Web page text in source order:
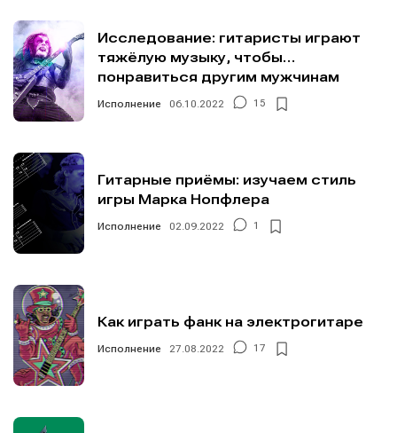
Исследование: гитаристы играют
тяжёлую музыку, чтобы…
понравиться другим мужчинам
Исполнение 06.10.2022 15
Гитарные приёмы: изучаем стиль
игры Марка Нопфлера
Исполнение 02.09.2022 1
Как играть фанк на электрогитаре
Исполнение 27.08.2022 17